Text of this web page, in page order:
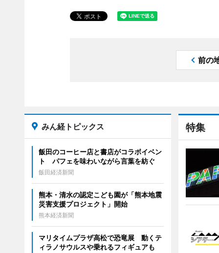
前の
特集
みん経トピックス
飯田のコーヒー店と書店がコラボイベン
ト パフェを味わいながら言葉を紡ぐ
飯田経済新聞
熊本・清水の認定こども園が「熊本地震
災害支援プロジェクト」開始
熊本経済新聞
マリタイムプラザ高松で恐竜展 動くテ
ィラノサウルスや乗れるフィギュアも